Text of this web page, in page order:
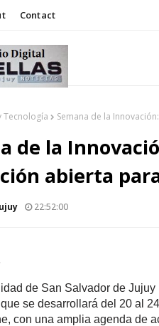
Contact
Tecnología Semana de la
de la
abierta
22:52:00
de San Salvador de
que se desarrollará del 20 al
con una amplia agenda de